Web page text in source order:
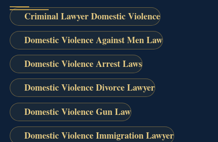
Criminal Lawyer Domestic Violence
Domestic Violence Against Men Law
Domestic Violence Arrest Laws
Domestic Violence Divorce Lawyer
Domestic Violence Gun Law
Domestic Violence Immigration Lawyer